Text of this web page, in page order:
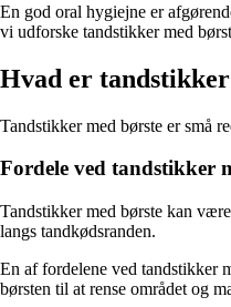
En god oral hygiejne er
vi udforske tandstikker med
Hvad er
Tandstikker med børste er små
Fordele ved tandstikker
Tandstikker med børste kan
langs tandkødsranden.
En af fordelene ved tandstikker
børsten til at rense området og